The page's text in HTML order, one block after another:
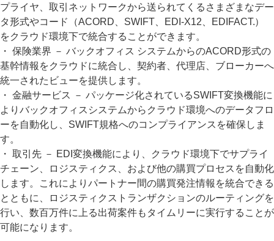
プライヤ、取引ネットワークから送られてくるさまざまなデー
タ形式やコード（ACORD、SWIFT、EDI-X12、EDIFACT.）
をクラウド環境下で統合することができます。
・ 保険業界 － バックオフィス システムからのACORD形式の
基幹情報をクラウドに統合し、契約者、代理店、ブローカーへ
統一されたビューを提供します。
・ 金融サービス － パッケージ化されているSWIFT変換機能に
よりバックオフィスシステムからクラウド環境へのデータフロ
ーを自動化し、SWIFT規格へのコンプライアンスを確保しま
す。
・ 取引先 － EDI変換機能により、クラウド環境下でサプライ
チェーン、ロジスティクス、および他の購買プロセスを自動化
します。これによりパートナー間の購買発注情報を統合できる
とともに、ロジスティクストランザクションのルーティングを
行い、数百万件に上る出荷案件もタイムリーに実行することが
可能になります。